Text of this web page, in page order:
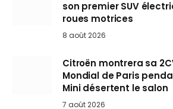
son premier SUV
roues motrices
8 août 2026
Citroën montrera sa
Mondial de Paris
Mini désertent le salon
7 août 2026